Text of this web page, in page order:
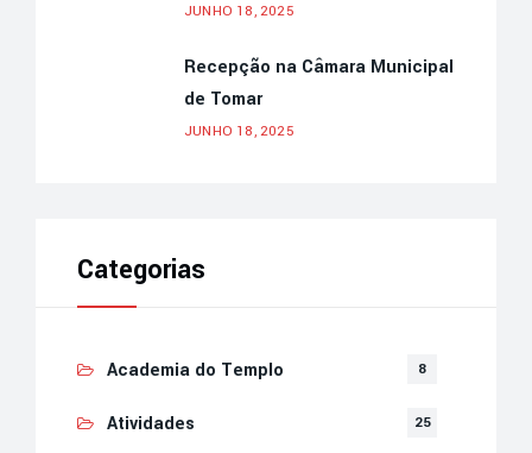
JUNHO 18, 2025
Recepção na Câmara Municipal
de Tomar
JUNHO 18, 2025
Categorias
Academia do Templo 8
Atividades 25